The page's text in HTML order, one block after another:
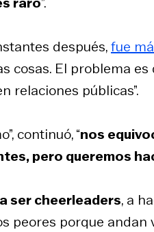
después,fue
cosas. El problema
relaciones públicas”.
continuó, “nos
pero queremos
ser cheerleaders, a
peores porque